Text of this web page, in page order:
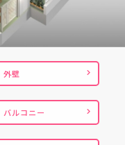
外壁
バルコニー